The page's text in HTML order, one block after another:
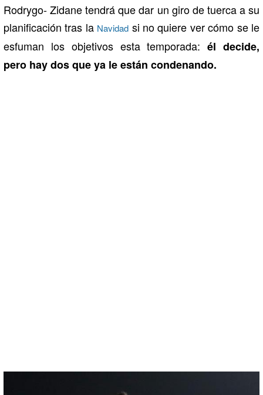
Rodrygo- Zidane tendrá que dar un giro de tuerca a su
planificación tras la Navidad si no quiere ver cómo se le
esfuman los objetivos esta temporada:él decide,
pero hay dos que ya le están condenando.